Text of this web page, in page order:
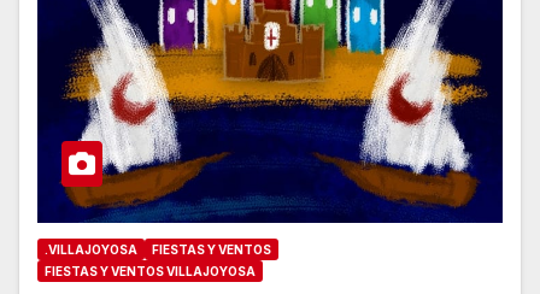
.VILLAJOYOSA
FIESTAS Y VENTOS
FIESTAS Y VENTOS VILLAJOYOSA